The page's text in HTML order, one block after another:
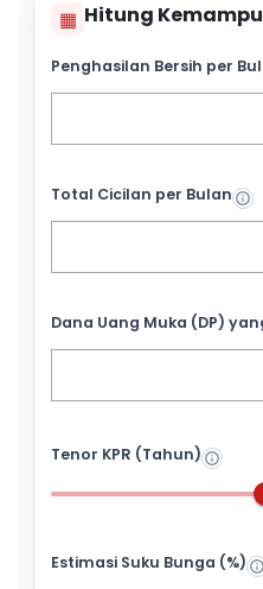
▦ Hitung
Penghasilan Bersih per
Total Cicilan per Bulan
Dana Uang Muka (DP)
Tenor KPR (Tahun)
Estimasi Suku Bunga (%)